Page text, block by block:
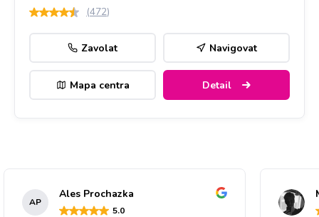
(472)
Zavolat Navigovat
Mapa centra Detail
AP
Ales Prochazka
5.0